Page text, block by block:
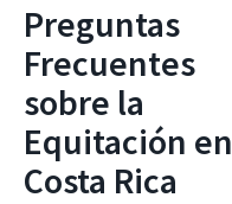
Preguntas
Frecuentes
sobre la
Equitación en
Costa Rica